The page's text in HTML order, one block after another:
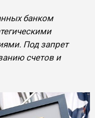
банком
Под запрет
счетов и